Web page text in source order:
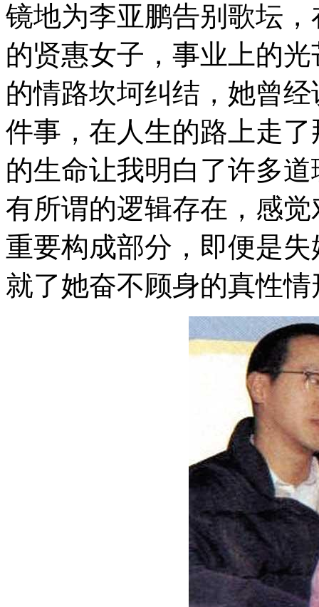
镜地为李亚鹏告别歌坛
的贤惠女子，事业上的
的情路坎坷纠结，她曾
件事，在人生的路上走
的生命让我明白了许多
有所谓的逻辑存在，感
重要构成部分，即便是
就了她奋不顾身的真性情